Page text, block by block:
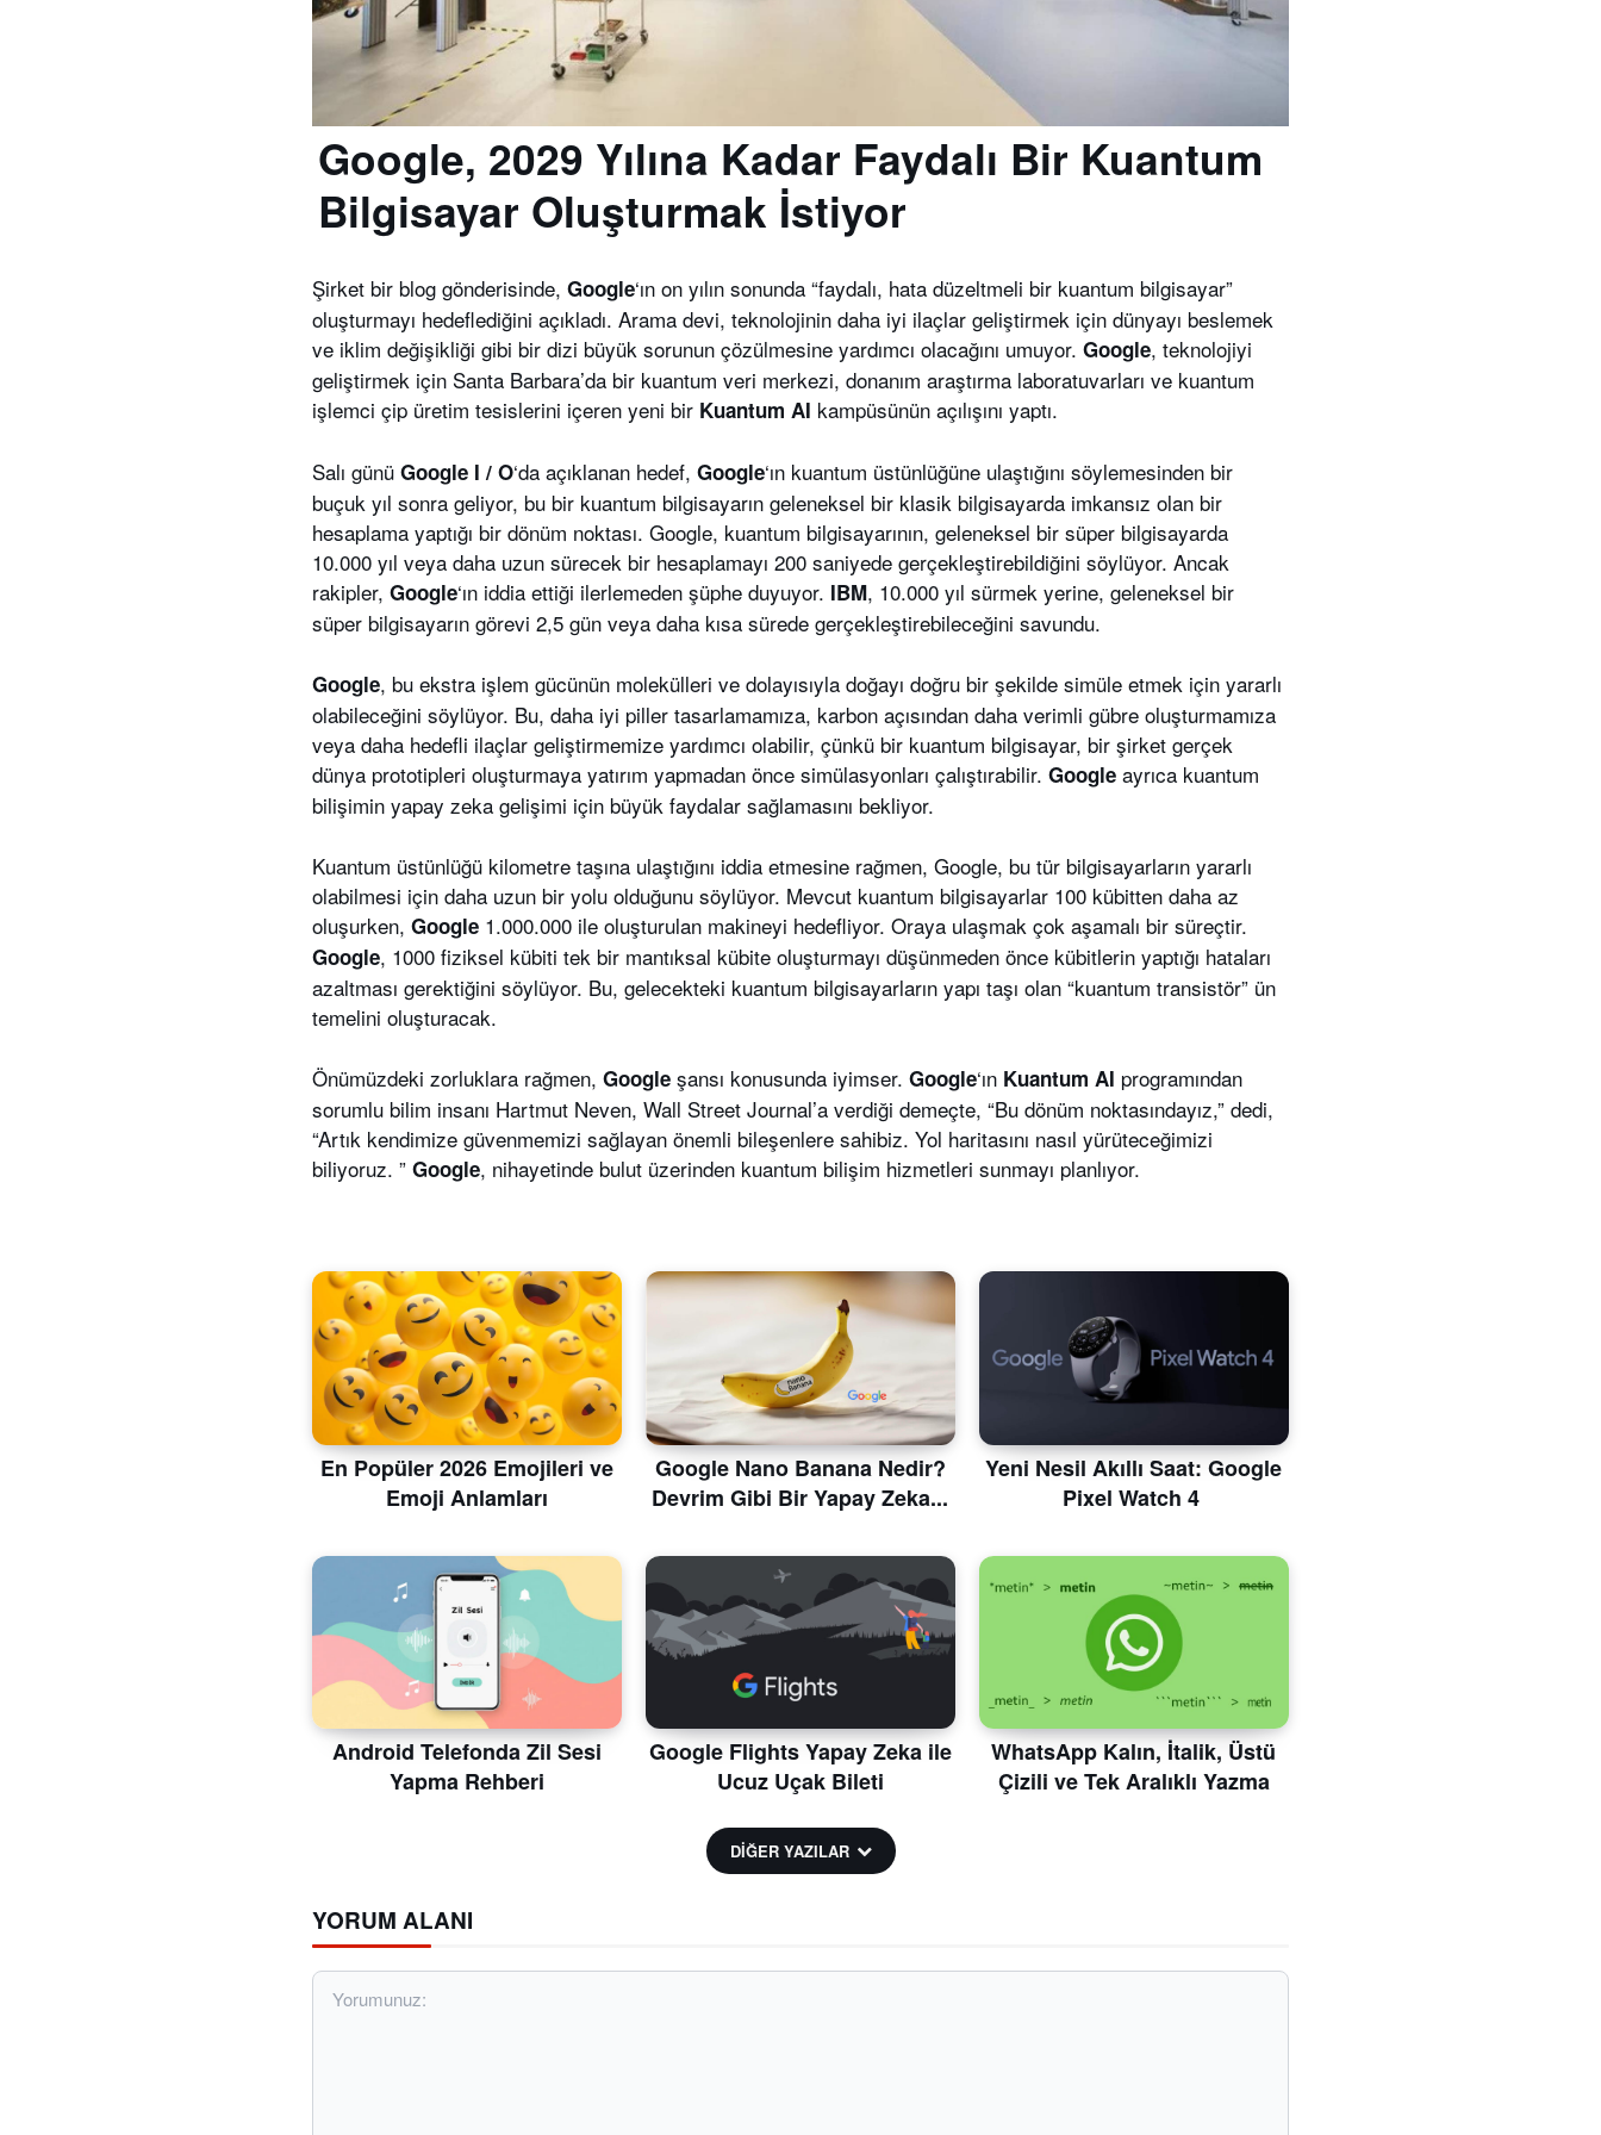
Google, 2029 Yılına Kadar Faydalı Bir Kuantum
Bilgisayar Oluşturmak İstiyor
Şirket bir blog gönderisinde, Google‘ın on yılın sonunda “faydalı, hata düzeltmeli bir kuantum bilgisayar”
oluşturmayı hedeflediğini açıkladı. Arama devi, teknolojinin daha iyi ilaçlar geliştirmek için dünyayı beslemek
ve iklim değişikliği gibi bir dizi büyük sorunun çözülmesine yardımcı olacağını umuyor. Google, teknolojiyi
geliştirmek için Santa Barbara’da bir kuantum veri merkezi, donanım araştırma laboratuvarları ve kuantum
işlemci çip üretim tesislerini içeren yeni bir Kuantum AI kampüsünün açılışını yaptı.
Salı günü Google I / O‘da açıklanan hedef, Google‘ın kuantum üstünlüğüne ulaştığını söylemesinden bir
buçuk yıl sonra geliyor, bu bir kuantum bilgisayarın geleneksel bir klasik bilgisayarda imkansız olan bir
hesaplama yaptığı bir dönüm noktası. Google, kuantum bilgisayarının, geleneksel bir süper bilgisayarda
10.000 yıl veya daha uzun sürecek bir hesaplamayı 200 saniyede gerçekleştirebildiğini söylüyor. Ancak
rakipler, Google‘ın iddia ettiği ilerlemeden şüphe duyuyor. IBM, 10.000 yıl sürmek yerine, geleneksel bir
süper bilgisayarın görevi 2,5 gün veya daha kısa sürede gerçekleştirebileceğini savundu.
Google, bu ekstra işlem gücünün molekülleri ve dolayısıyla doğayı doğru bir şekilde simüle etmek için yararlı
olabileceğini söylüyor. Bu, daha iyi piller tasarlamamıza, karbon açısından daha verimli gübre oluşturmamıza
veya daha hedefli ilaçlar geliştirmemize yardımcı olabilir, çünkü bir kuantum bilgisayar, bir şirket gerçek
dünya prototipleri oluşturmaya yatırım yapmadan önce simülasyonları çalıştırabilir. Google ayrıca kuantum
bilişimin yapay zeka gelişimi için büyük faydalar sağlamasını bekliyor.
Kuantum üstünlüğü kilometre taşına ulaştığını iddia etmesine rağmen, Google, bu tür bilgisayarların yararlı
olabilmesi için daha uzun bir yolu olduğunu söylüyor. Mevcut kuantum bilgisayarlar 100 kübitten daha az
oluşurken, Google 1.000.000 ile oluşturulan makineyi hedefliyor. Oraya ulaşmak çok aşamalı bir süreçtir.
Google, 1000 fiziksel kübiti tek bir mantıksal kübite oluşturmayı düşünmeden önce kübitlerin yaptığı hataları
azaltması gerektiğini söylüyor. Bu, gelecekteki kuantum bilgisayarların yapı taşı olan “kuantum transistör” ün
temelini oluşturacak.
Önümüzdeki zorluklara rağmen, Google şansı konusunda iyimser. Google‘ın Kuantum AI programından
sorumlu bilim insanı Hartmut Neven, Wall Street Journal’a verdiği demeçte, “Bu dönüm noktasındayız,” dedi,
“Artık kendimize güvenmemizi sağlayan önemli bileşenlere sahibiz. Yol haritasını nasıl yürüteceğimizi
biliyoruz. ” Google, nihayetinde bulut üzerinden kuantum bilişim hizmetleri sunmayı planlıyor.
En Popüler 2026 Emojileri ve
Emoji Anlamları
Google Nano Banana Nedir?
Devrim Gibi Bir Yapay Zeka...
Yeni Nesil Akıllı Saat: Google
Pixel Watch 4
Android Telefonda Zil Sesi
Yapma Rehberi
Google Flights Yapay Zeka ile
Ucuz Uçak Bileti
WhatsApp Kalın, İtalik, Üstü
Çizili ve Tek Aralıklı Yazma
DİĞER YAZILAR
YORUM ALANI